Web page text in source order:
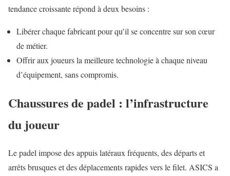
tendance croissante répond à deux besoins :
Libérer chaque fabricant pour qu’il se concentre sur son cœur
de métier.
Offrir aux joueurs la meilleure technologie à chaque niveau
d’équipement, sans compromis.
Chaussures de padel : l’infrastructure
du joueur
Le padel impose des appuis latéraux fréquents, des départs et
arrêts brusques et des déplacements rapides vers le filet. ASICS a